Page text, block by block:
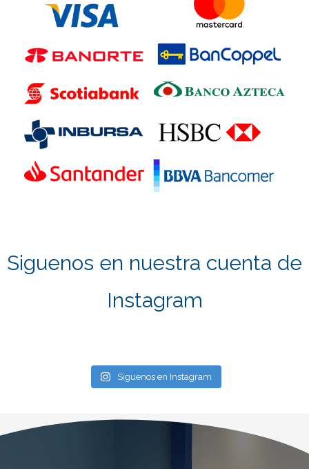
Siguenos en nuestra cuenta de
Instagram
Siguenos en Instagram